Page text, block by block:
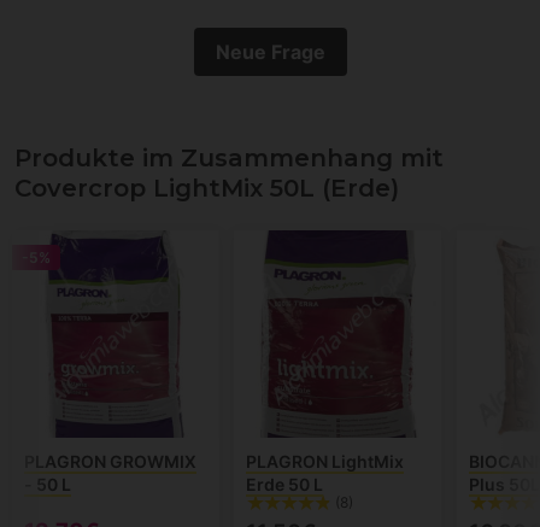
Neue Frage
Produkte im Zusammenhang mit
Covercrop LightMix 50L (Erde)
-5%
PLAGRON GROWMIX
- 50 L
PLAGRON LightMix
Erde 50 L
(8)
Plus 50L